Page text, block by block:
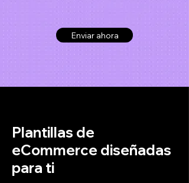
Enviar ahora
Plantillas de
eCommerce diseñadas
para ti